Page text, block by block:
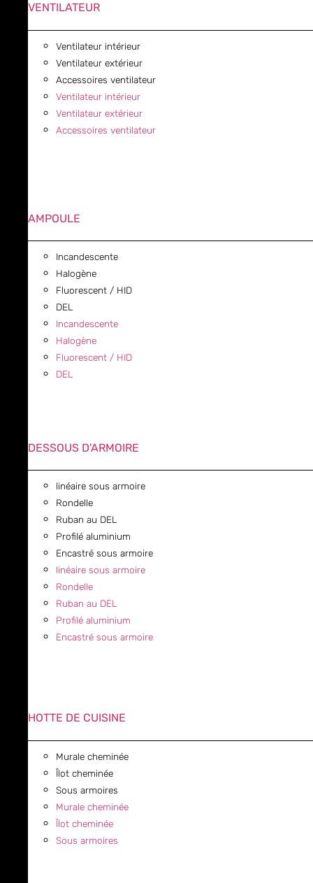
VENTILATEUR
Ventilateur intérieur
Ventilateur extérieur
Accessoires ventilateur
Ventilateur intérieur
Ventilateur extérieur
Accessoires ventilateur
AMPOULE
Incandescente
Halogène
Fluorescent / HID
DEL
Incandescente
Halogène
Fluorescent / HID
DEL
DESSOUS D'ARMOIRE
linéaire sous armoire
Rondelle
Ruban au DEL
Profilé aluminium
Encastré sous armoire
linéaire sous armoire
Rondelle
Ruban au DEL
Profilé aluminium
Encastré sous armoire
HOTTE DE CUISINE
Murale cheminée
Îlot cheminée
Sous armoires
Murale cheminée
Îlot cheminée
Sous armoires